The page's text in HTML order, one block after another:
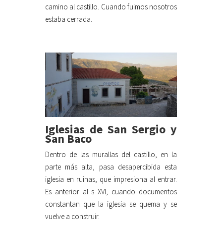
camino al castillo. Cuando fuimos nosotros
estaba cerrada.
Iglesias de San Sergio y
San Baco
Dentro de las murallas del castillo, en la
parte más alta, pasa desapercibida esta
iglesia en ruinas, que impresiona al entrar.
Es anterior al s XVI, cuando documentos
constantan que la iglesia se quema y se
vuelve a construir.